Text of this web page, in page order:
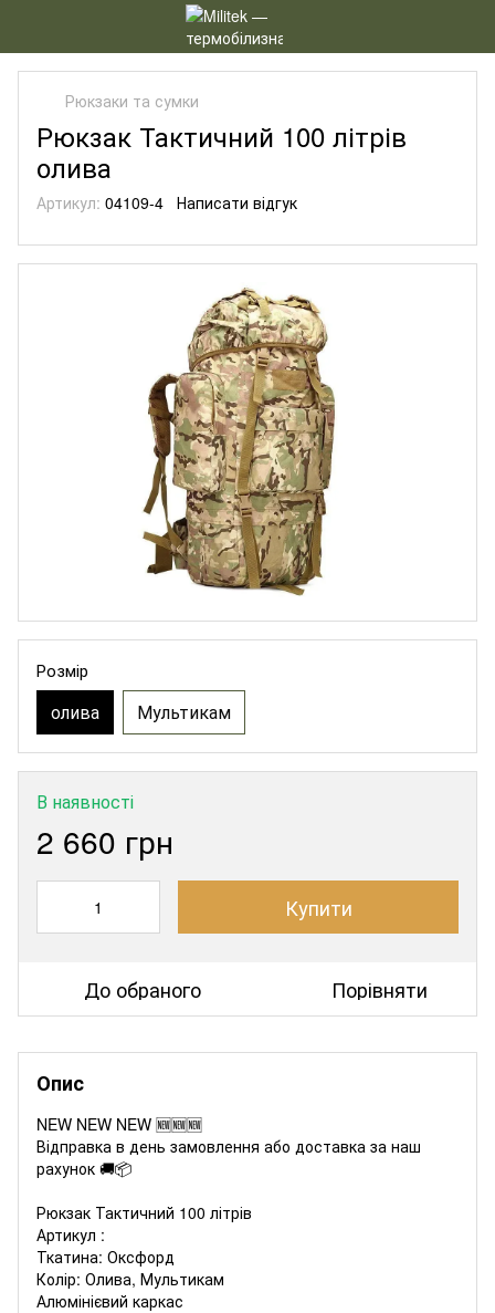
Рюкзаки та сумки
Рюкзак Тактичний 100 літрів
олива
Артикул: 04109-4 Написати відгук
Розмір
олива Мультикам
В наявності
2 660 грн
Купити
До обраного Порівняти
Опис
NEW NEW NEW 🆕🆕🆕
Відправка в день замовлення або доставка за наш
рахунок 🚚📦
Рюкзак Тактичний 100 літрів
Артикул :
Ткатина: Оксфорд
Колір: Олива, Мультикам
Алюмінієвий каркас